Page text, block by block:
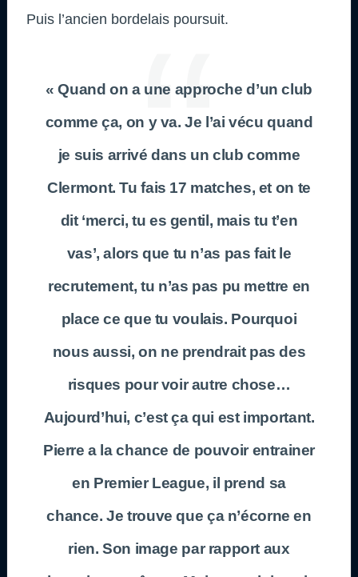
Puis l’ancien bordelais poursuit.
« Quand on a une approche d’un club
comme ça, on y va. Je l’ai vécu quand
je suis arrivé dans un club comme
Clermont. Tu fais 17 matches, et on te
dit ‘merci, tu es gentil, mais tu t’en
vas’, alors que tu n’as pas fait le
recrutement, tu n’as pas pu mettre en
place ce que tu voulais. Pourquoi
nous aussi, on ne prendrait pas des
risques pour voir autre chose…
Aujourd’hui, c’est ça qui est important.
Pierre a la chance de pouvoir entrainer
en Premier League, il prend sa
chance. Je trouve que ça n’écorne en
rien. Son image par rapport aux